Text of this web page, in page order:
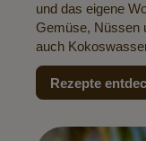
und das eigene
Gemüse, Nüssen
auch
Rezepte